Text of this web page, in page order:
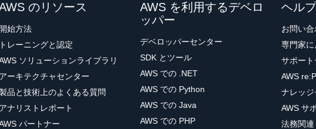
のリソース
開始方法
トレーニングと認定
ソリューションライブラリ
アーキテクチャセンター
品と技術上のよくある質問
アナリストレポート
パートナー
AWS を利用するデベロ
ッパー
デベロッパーセンター
SDK とツール
AWS での .NET
AWS での Python
AWS での Java
AWS での PHP
ヘルプ
お問い
専門家
サポート
AWS
ナレッ
AWS サ
法務関連